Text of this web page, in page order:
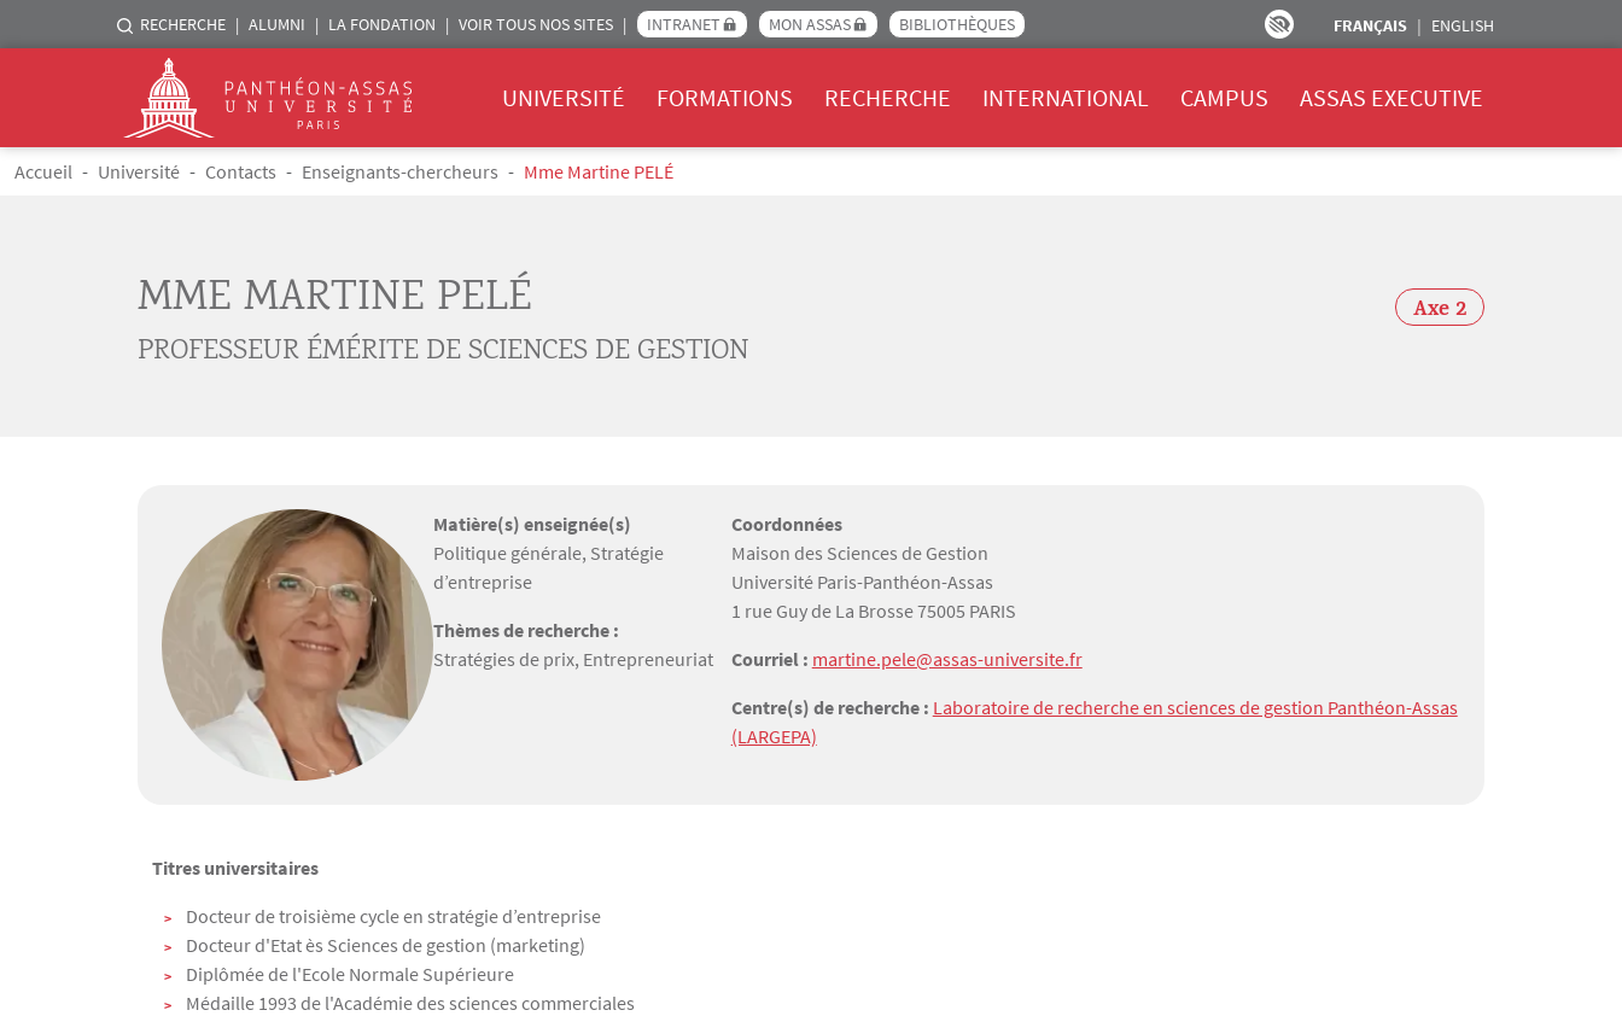
Aller au contenu principal
Menu liste sites Assas
RECHERCHE ALUMNI LA FONDATION VOIR TOUS NOS SITES INTRANET MON ASSAS BIBLIOTHÈQUES FRANÇAIS ENGLISH
Logo
UNIVERSITÉ FORMATIONS RECHERCHE INTERNATIONAL CAMPUS ASSAS EXECUTIVE
Fil d'Ariane
Accueil Université Contacts Enseignants-chercheurs Mme Martine PELÉ
MME MARTINE PELÉ
PROFESSEUR ÉMÉRITE DE SCIENCES DE GESTION
Axe 2
Matière(s) enseignée(s)
Politique générale, Stratégie
d’entreprise
Thèmes de recherche :
Stratégies de prix, Entrepreneuriat
Coordonnées
Maison des Sciences de Gestion
Université Paris-Panthéon-Assas
1 rue Guy de La Brosse 75005 PARIS
Courriel : martine.pele@assas-universite.fr
Centre(s) de recherche : Laboratoire de recherche en sciences de gestion Panthéon-Assas
(LARGEPA)
Texte
Titres universitaires
Docteur de troisième cycle en stratégie d’entreprise
Docteur d'Etat ès Sciences de gestion (marketing)
Diplômée de l'Ecole Normale Supérieure
Médaille 1993 de l'Académie des sciences commerciales